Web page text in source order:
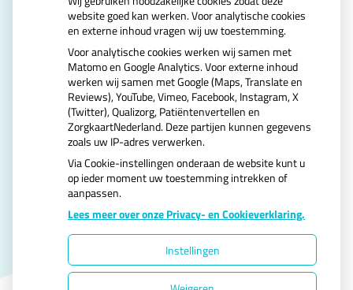
U heeft geen toestemming gegeven voor
externe inhouddie nodig is om dit te zien.
Cookie-instellingen wijzigen
Uw Zorg Online|Beheer
website goed kan werken. Voor analytische cookies
en externe inhoud vragen wij uw toestemming.
Voor analytische cookies werken wij samen met
Matomo en Google Analytics. Voor externe inhoud
werken wij samen met Google (Maps, Translate en
Reviews), YouTube, Vimeo, Facebook, Instagram, X
(Twitter), Qualizorg, Patiëntenvertellen en
ZorgkaartNederland. Deze partijen kunnen gegevens
zoals uw IP-adres verwerken.
Via Cookie-instellingen onderaan de website kunt u
op ieder moment uw toestemming intrekken of
aanpassen.
Lees meer over onze Privacy- en Cookieverklaring.
Instellingen